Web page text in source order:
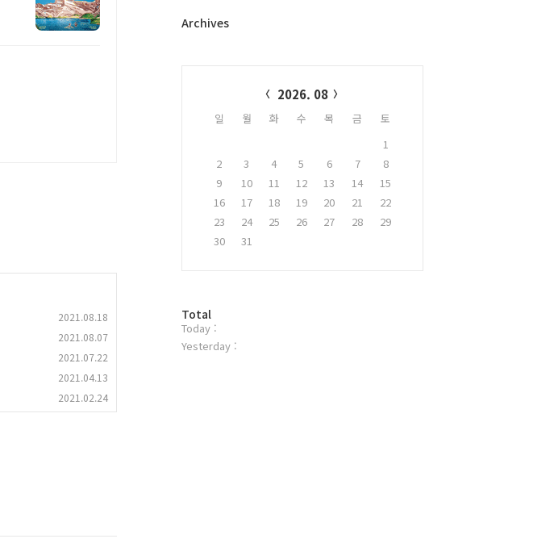
2021.08.18
2021.08.07
2021.07.22
2021.04.13
2021.02.24
플
Archives
2026. 08
일 월 화 수 목 금
토
1
2
3 4 5 6 7
8
9
10 11 12 13 14
15
16
17 18 19 20 21
22
23
24 25 26 27 28
29
30
31
방
문
자
Total
Today :
Yesterday :